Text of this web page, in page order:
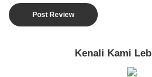
Kenali Kami